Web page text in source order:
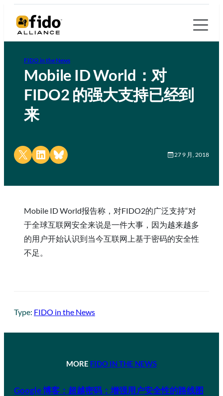
FIDO in the News
Mobile ID World：对
FIDO2 的强大支持已经到
来
Share on X Share on LinkedIn
Share on Bluesky 27 9 月, 2018
Mobile ID World报告称，对FIDO2的广泛支持“对
于全球互联网安全来说是一件大事，因为越来越多
的用户开始认识到当今互联网上基于密码的安全性
不足。
Type: FIDO in the News
MORE FIDO IN THE NEWS
Google 博客：超越密码：增强用户安全性的路线图